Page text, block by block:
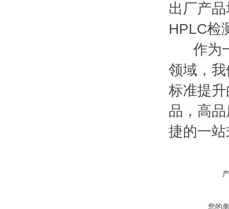
出厂产
HPLC检
作为一
领域，
标准提
品，高
捷的一
您的